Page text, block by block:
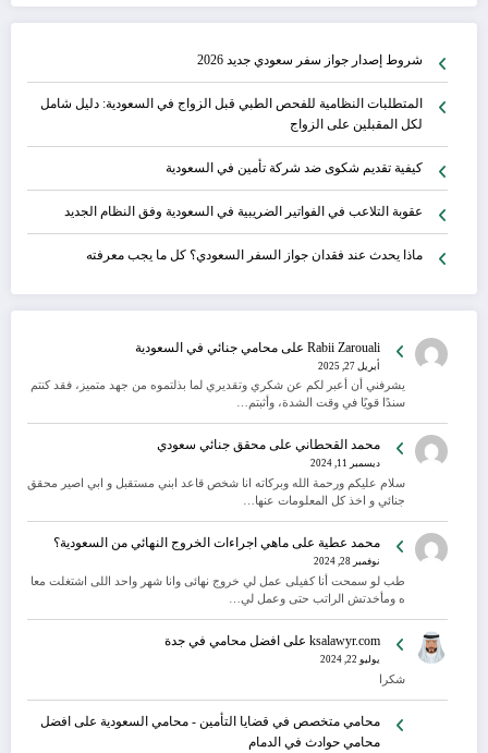
شروط إصدار جواز سفر سعودي جديد 2026
المتطلبات النظامية للفحص الطبي قبل الزواج في السعودية: دليل شامل
لكل المقبلين على الزواج
كيفية تقديم شكوى ضد شركة تأمين في السعودية
عقوبة التلاعب في الفواتير الضريبية في السعودية وفق النظام الجديد
ماذا يحدث عند فقدان جواز السفر السعودي؟ كل ما يجب معرفته
Rabii Zarouali على محامي جنائي في السعودية
أبريل 27, 2025
يشرفني أن أعبر لكم عن شكري وتقديري لما بذلتموه من جهد متميز، فقد كنتم
سندًا قويًا في وقت الشدة، وأثبتم…
محمد القحطاني على محقق جنائي سعودي
ديسمبر 11, 2024
سلام عليكم ورحمة الله وبركاته انا شخص قاعد ابني مستقبل و ابي اصير محقق
جنائي و اخذ كل المعلومات عنها…
محمد عطية على ماهي اجراءات الخروج النهائي من السعودية؟
نوفمبر 28, 2024
طب لو سمحت أنا كفيلى عمل لي خروج نهائى وانا شهر واحد اللى اشتغلت معا
ه ومأخدتش الراتب حتى وعمل لي…
ksalawyr.com على افضل محامي في جدة
يوليو 22, 2024
شكرا
محامي متخصص في قضايا التأمين - محامي السعودية على افضل
محامي حوادث في الدمام